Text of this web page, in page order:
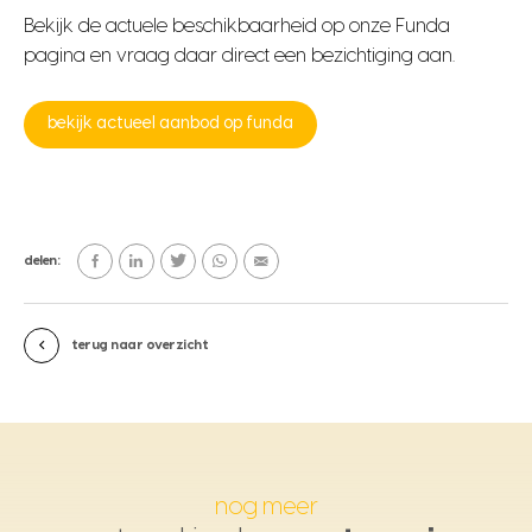
Bekijk de actuele beschikbaarheid op onze Funda
pagina en vraag daar direct een bezichtiging aan.
bekijk actueel aanbod op funda
delen:
terug naar overzicht
nog meer